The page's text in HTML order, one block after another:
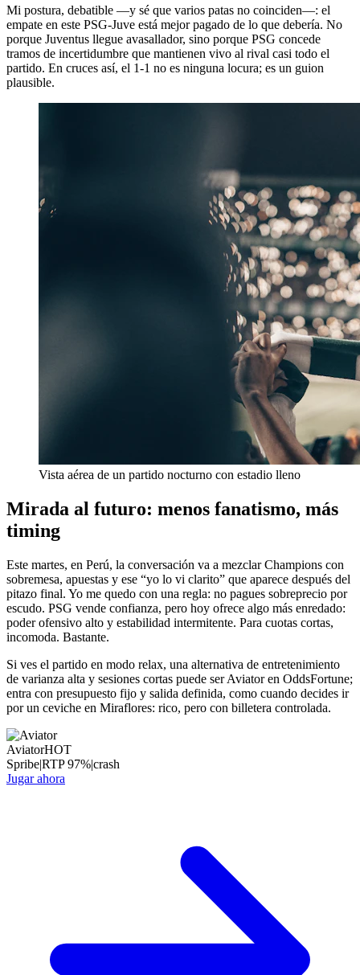
Mi postura, debatible —y sé que varios patas no coinciden—: el
empate en este PSG-Juve está mejor pagado de lo que debería. No
porque Juventus llegue avasallador, sino porque PSG concede
tramos de incertidumbre que mantienen vivo al rival casi todo el
partido. En cruces así, el 1-1 no es ninguna locura; es un guion
plausible.
Vista aérea de un partido nocturno con estadio lleno
Mirada al futuro: menos fanatismo, más
timing
Este martes, en Perú, la conversación va a mezclar Champions con
sobremesa, apuestas y ese “yo lo vi clarito” que aparece después del
pitazo final. Yo me quedo con una regla: no pagues sobreprecio por
escudo. PSG vende confianza, pero hoy ofrece algo más enredado:
poder ofensivo alto y estabilidad intermitente. Para cuotas cortas,
incomoda. Bastante.
Si ves el partido en modo relax, una alternativa de entretenimiento
de varianza alta y sesiones cortas puede ser Aviator en OddsFortune;
entra con presupuesto fijo y salida definida, como cuando decides ir
por un ceviche en Miraflores: rico, pero con billetera controlada.
AviatorHOT
Spribe|RTP97%|crash
Jugar ahora